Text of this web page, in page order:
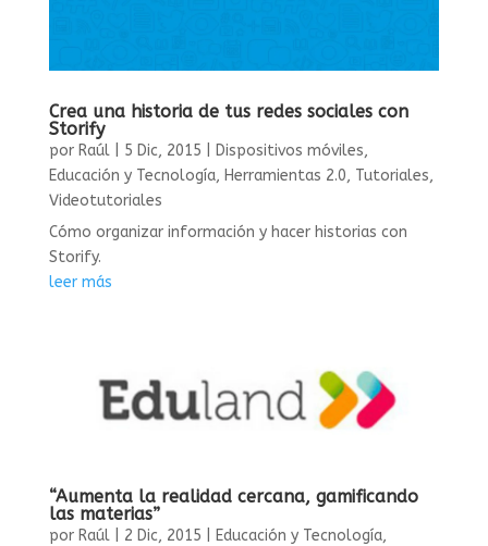
Crea una historia de tus redes sociales con
Storify
por Raúl| 5 Dic, 2015 Dispositivos móviles,
Educación y Tecnología, Herramientas 2.0, Tutoriales,
Videotutoriales
Cómo organizar información y hacer historias con
Storify.
leer más
“Aumenta la realidad cercana, gamificando
las materias”
por Raúl| 2 Dic, 2015 Educación y Tecnología,